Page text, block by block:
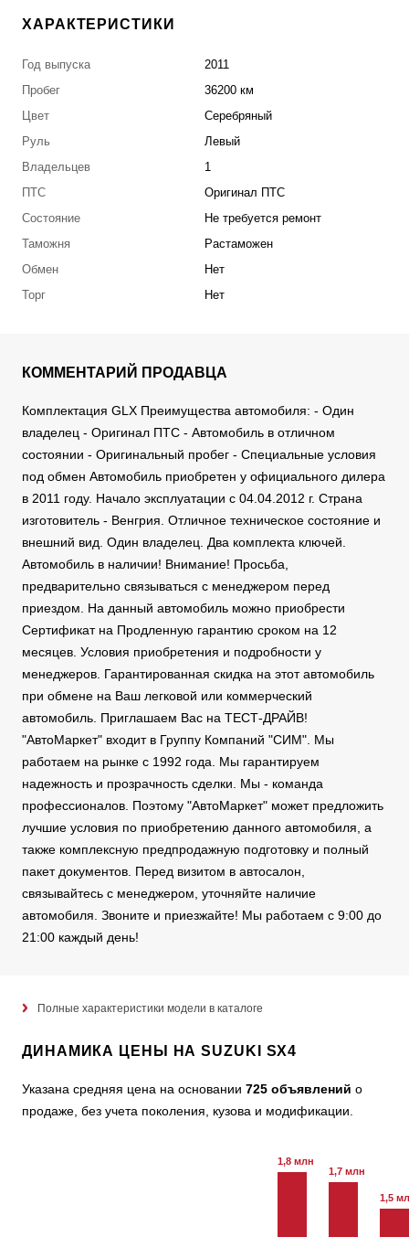
ХАРАКТЕРИСТИКИ
Год выпуска
2011
Пробег
36200 км
Цвет
Серебряный
Руль
Левый
Владельцев
1
ПТС
Оригинал ПТС
Состояние
Не требуется ремонт
Таможня
Растаможен
Обмен
Нет
Торг
Нет
КОММЕНТАРИЙ ПРОДАВЦА
Комплектация GLX Преимущества автомобиля: - Один
владелец - Оригинал ПТС - Автомобиль в отличном
состоянии - Оригинальный пробег - Специальные условия
под обмен Автомобиль приобретен у официального дилера
в 2011 году. Начало эксплуатации с 04.04.2012 г. Страна
изготовитель - Венгрия. Отличное техническое состояние и
внешний вид. Один владелец. Два комплекта ключей.
Автомобиль в наличии! Внимание! Просьба,
предварительно связываться с менеджером перед
приездом. На данный автомобиль можно приобрести
Сертификат на Продленную гарантию сроком на 12
месяцев. Условия приобретения и подробности у
менеджеров. Гарантированная скидка на этот автомобиль
при обмене на Ваш легковой или коммерческий
автомобиль. Приглашаем Вас на ТЕСТ-ДРАЙВ!
"АвтоМаркет" входит в Группу Компаний "СИМ". Мы
работаем на рынке с 1992 года. Мы гарантируем
надежность и прозрачность сделки. Мы - команда
профессионалов. Поэтому "АвтоМаркет" может предложить
лучшие условия по приобретению данного автомобиля, а
также комплексную предпродажную подготовку и полный
пакет документов. Перед визитом в автосалон,
связывайтесь с менеджером, уточняйте наличие
автомобиля. Звоните и приезжайте! Мы работаем с 9:00 до
21:00 каждый день!
Полные характеристики модели в каталоге
ДИНАМИКА ЦЕНЫ НА SUZUKI SX4
Указана средняя цена на основании 725 объявлений о
продаже, без учета поколения, кузова и модификации.
1,8 млн
1,7 млн
1,5